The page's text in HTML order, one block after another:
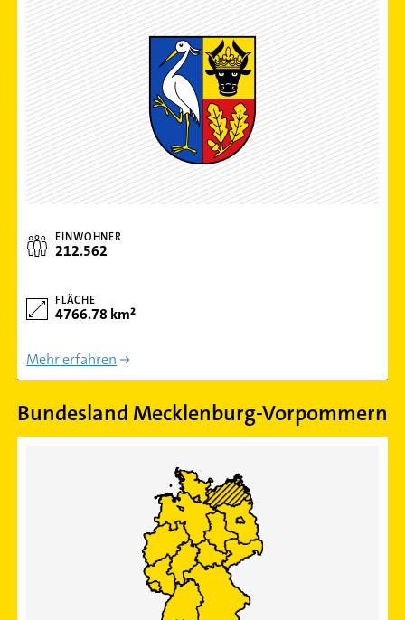
EINWOHNER
212.562
FLÄCHE
4766.78 km²
Mehr erfahren
Bundesland Mecklenburg-Vorpommern